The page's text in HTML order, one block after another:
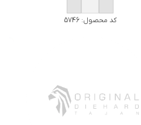
کد محصول:5746